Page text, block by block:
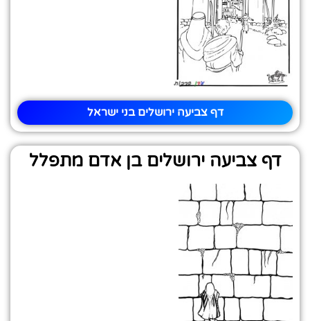
דף צביעה ירושלים בני ישראל
דף צביעה ירושלים בן אדם מתפלל